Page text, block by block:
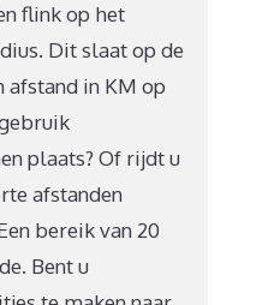
flink op het
Dit slaat op de
in KM op
plaats? Of rijdt u
afstanden
bereik van 20
Bent u